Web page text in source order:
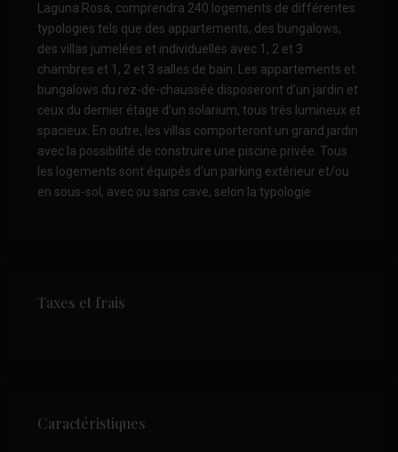
Laguna Rosa, comprendra 240 logements de différentes
typologies tels que des appartements, des bungalows,
des villas jumelées et individuelles avec 1, 2 et 3
chambres et 1, 2 et 3 salles de bain. Les appartements et
bungalows du rez-de-chaussée disposeront d’un jardin et
ceux du dernier étage d’un solarium, tous très lumineux et
spacieux. En outre, les villas comporteront un grand jardin
avec la possibilité de construire une piscine privée. Tous
les logements sont équipés d’un parking extérieur et/ou
en sous-sol, avec ou sans cave, selon la typologie.
Taxes et frais
Caractéristiques